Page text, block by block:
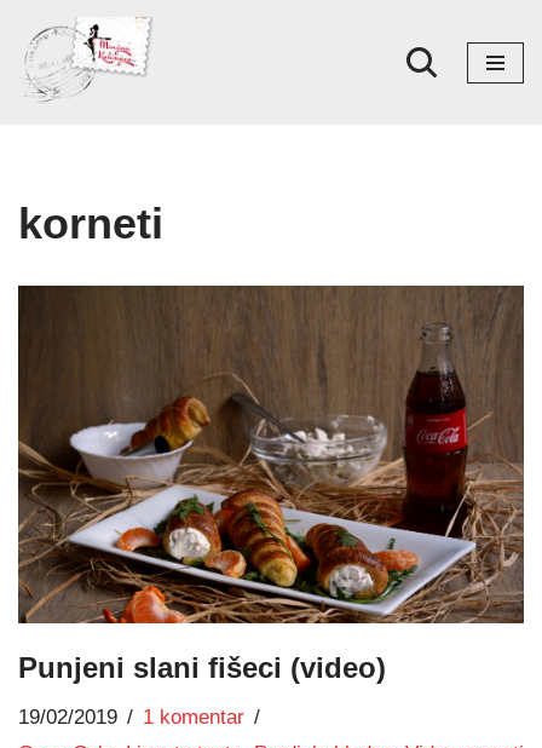
Skoči
na
korneti
Punjeni slani fišeci (video)
19/02/2019
1 komentar